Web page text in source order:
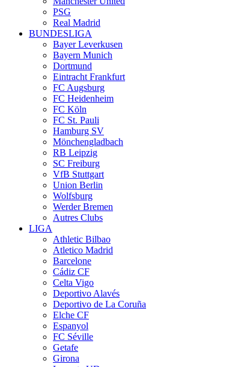
PSG
Real Madrid
BUNDESLIGA
Bayer Leverkusen
Bayern Munich
Dortmund
Eintracht Frankfurt
FC Augsburg
FC Heidenheim
FC Köln
FC St. Pauli
Hamburg SV
Mönchengladbach
RB Leipzig
SC Freiburg
VfB Stuttgart
Union Berlin
Wolfsburg
Werder Bremen
Autres Clubs
LIGA
Athletic Bilbao
Atletico Madrid
Barcelone
Cádiz CF
Celta Vigo
Deportivo Alavés
Deportivo de La Coruña
Elche CF
Espanyol
FC Séville
Getafe
Girona